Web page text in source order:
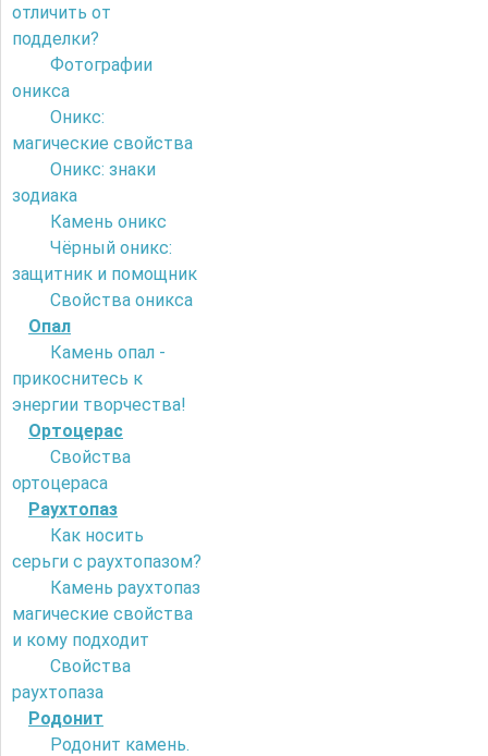
отличить от
подделки?
Фотографии
оникса
Оникс:
магические свойства
Оникс: знаки
зодиака
Камень оникс
Чёрный оникс:
защитник и помощник
Свойства оникса
Опал
Камень опал -
прикоснитесь к
энергии творчества!
Ортоцерас
Свойства
ортоцераса
Раухтопаз
Как носить
серьги с раухтопазом?
Камень раухтопаз
магические свойства
и кому подходит
Свойства
раухтопаза
Родонит
Родонит камень.